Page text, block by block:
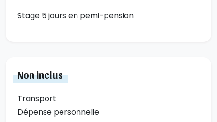
Stage 5 jours en pemi-pension
Non inclus
Transport
Dépense personnelle